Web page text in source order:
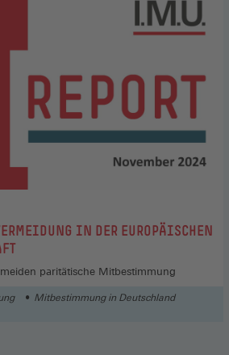
IN DER EUROPÄISCHEN
paritätische Mitbestimmung
Mitbestimmung in Deutschland